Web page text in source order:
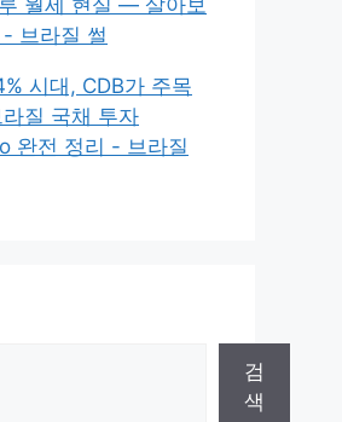
월세 현실 — 살아보
브라질 썰
시대, CDB가 주목
라질 국채 투자
완전 정리 - 브라질
검
색